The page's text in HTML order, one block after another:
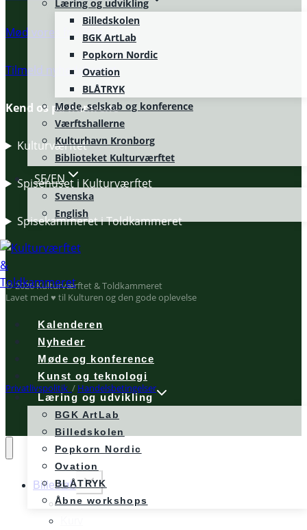
Læring og udvikling
Billedskolen
BGK ArtLab
Popkorn Nordic
Ovation
BLÅTRYK
Møde, selskab og konference
Værftshallerne
Kulturhavn Kronborg
Biblioteket Kulturværftet
SE/EN
Svenska
English
Kalenderen
Nyheder
Møde og konference
Kunst og teknologi
Læring og udvikling
BGK ArtLab
Billedskolen
Popkorn Nordic
Ovation
BLÅTRYK
Åbne workshops
Mød vores frivillige
Tilmeld nyhedsbrevet
Kend os på numrene
Kulturværftet
Spisehuset i Kulturværftet
Spisekammeret i Toldkammeret
© 2026 Kulturværftet & Toldkammeret
Lavet med ♥ til Kulturen og den gode oplevelse
Privatlivspolitik / Handelsbetingelser
Billetkøb Expand
child
menu
Din profil